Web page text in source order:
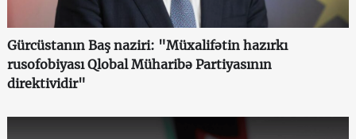
Gürcüstanın Baş naziri: "Müxalifətin hazırkı
rusofobiyası Qlobal Müharibə Partiyasının
direktividir"